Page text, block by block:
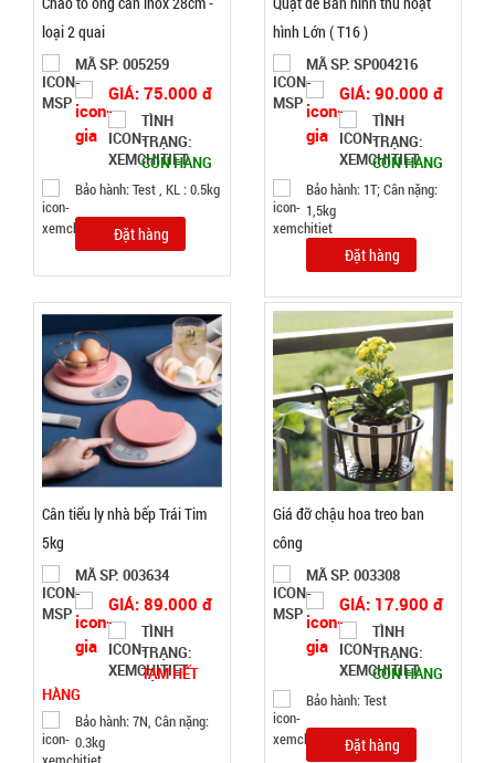
TRẠNG:
Bảo
Đặt
Móc khóa
rung rung
mini MÃ
SP:
001340
GIÁ:
TRẠNG:
CÒN HÀNG
loại 2 quai
MÃ SP: 005259
GIÁ: 75.000 đ
TÌNH
TRẠNG:
CÒN HÀNG
Bảo hành: Test , KL : 0.5kg
Đặt hàng
hình Lớn ( T16 )
MÃ SP: SP004216
GIÁ: 90.000 đ
TÌNH
TRẠNG:
CÒN HÀNG
Bảo hành: 1T; Cân nặng:
1,5kg
Đặt hàng
Cân tiểu ly nhà bếp Trái Tim
5kg
MÃ SP: 003634
GIÁ: 89.000 đ
TÌNH
TRẠNG:
TẠM HẾT
HÀNG
Bảo hành: 7N, Cân nặng:
0.3kg
Giá đỡ chậu hoa treo ban
công
MÃ SP: 003308
GIÁ: 17.900 đ
TÌNH
TRẠNG:
CÒN HÀNG
Bảo hành: Test
Đặt hàng